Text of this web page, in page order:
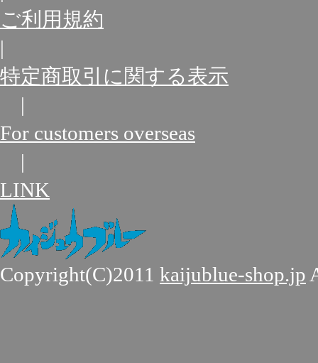
ご利用規約
|
特定商取引に関する表示
|
For customers overseas
|
LINK
Copyright(C)2011 kaijublue-shop.jp